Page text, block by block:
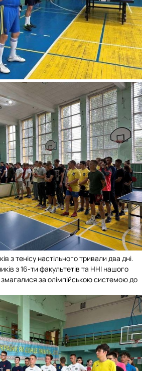
з тенісу настільного тривали два дні.
з 16-ти факультетів та ННІ нашого
змагалися за олімпійською системою до